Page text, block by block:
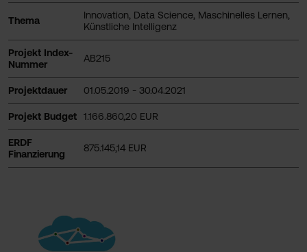
Thema
Innovation, Data Science, Maschinelles Lernen,
Künstliche Intelligenz
Projekt Index-
Nummer
AB215
Projektdauer 01.05.2019 - 30.04.2021
Projekt Budget 1.166.860,20 EUR
ERDF
Finanzierung
875.145,14 EUR